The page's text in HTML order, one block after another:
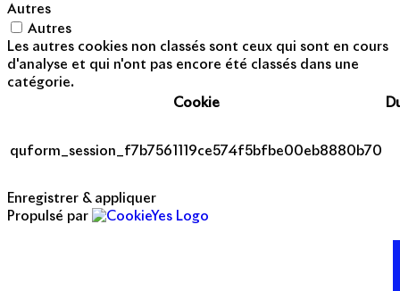
Autres
Autres
Les autres cookies non classés sont ceux qui sont en cours
d'analyse et qui n'ont pas encore été classés dans une
catégorie.
Cookie
quform_session_f7b7561119ce574f5bfbe00eb8880b70
Enregistrer & appliquer
Propulsé par